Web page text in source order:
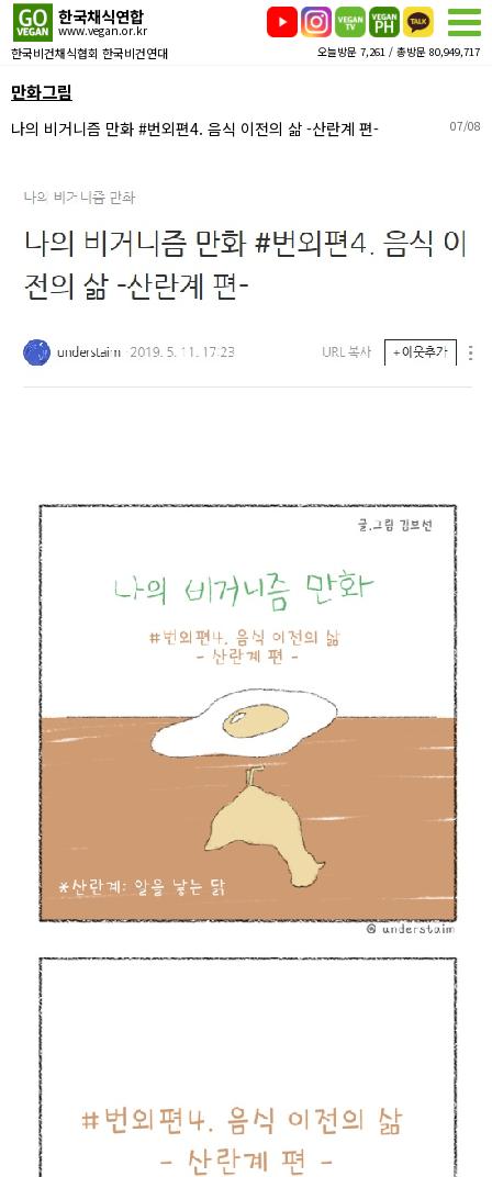
한국채식연합
www.vegan.or.kr
한국비건채식협회 한국비건연대 오늘방문 7,261 / 총방문 80,949,717
만화그림
나의 비거니즘 만화 #번외편4. 음식 이전의 삶 -산란계 편- 07/08